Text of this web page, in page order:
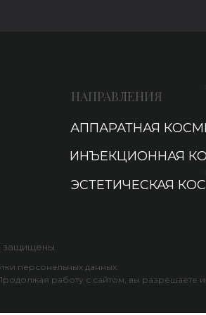
НАПРАВЛЕНИЯ
АППАРАТНАЯ
ИНЪЕКЦИОННАЯ
ЭСТЕТИЧЕСКАЯ
защищены.
персональных данных.
работу с сайтом, вы разрешаете